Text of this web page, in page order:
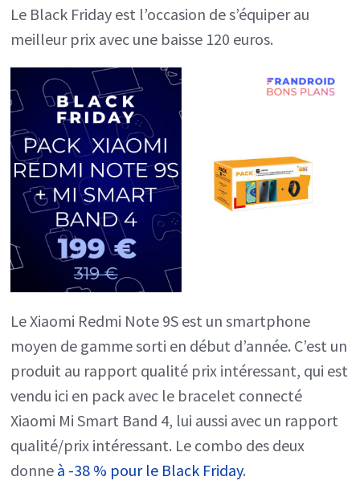
à
200
€
Le Black Friday est l’occasion de s’équiper au
meilleur prix avec une baisse 120 euros.
Le Xiaomi Redmi Note 9S est un smartphone
moyen de gamme sorti en début d’année. C’est un
produit au rapport qualité prix intéressant, qui est
vendu ici en pack avec le bracelet connecté
Xiaomi Mi Smart Band 4, lui aussi avec un rapport
qualité/prix intéressant. Le combo des deux
donne à -38 % pour le Black Friday.